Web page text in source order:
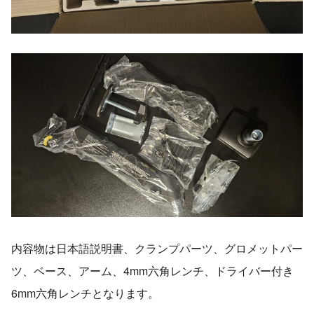
内容物は日本語説明書、クランプパーツ、グロメットパー
ツ、ベース、アーム、4mm六角レンチ、ドライバー付き
6mm六角レンチとなります。